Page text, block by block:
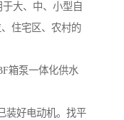
大、中、小型自
住宅区、农村的
箱泵一体化供水
装好电动机。找平